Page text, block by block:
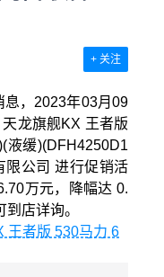
+ 关注
息，2023年03月09
龙旗舰KX 王者版
液缓)(DFH4250D1
限公司 进行促销活
万元，降幅达 0.
店详询。
王者版 530马力 6